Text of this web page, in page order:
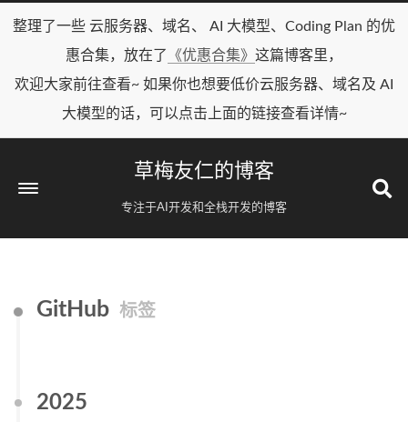
整理了一些 云服务器、域名、 AI 大模型、Coding Plan 的优
惠合集，放在了
《优惠合集》 这篇博客里，
欢迎大家前往查看~ 如果你也想要低价云服务器、域名及 AI
大模型的话，可以点击上面的链接查看详情~
草梅友仁的博客
专注于AI开发和全栈开发的博客
GitHub 标签
2025